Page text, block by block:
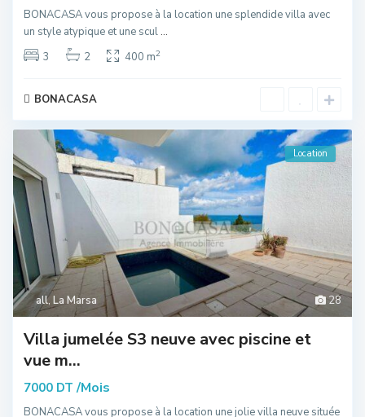
BONACASA vous propose à la location une splendide villa avec
un style atypique et une scul...
3
2 400 m2
BONACASA
28
all, La Marsa
Location
Villa jumelée S3 neuve avec piscine et
vue m...
7000 DT /Mois
BONACASA vous propose à la location une jolie villa neuve située